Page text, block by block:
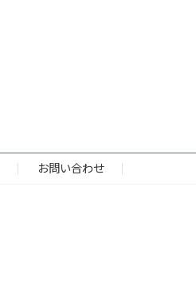
お問い合わせ